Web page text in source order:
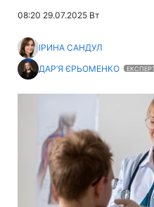
08:20 29.07.2025 Вт
ІРИНА САНДУЛ
ДАР’Я ЄРЬОМЕНКО